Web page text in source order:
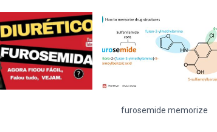
furosemide memorize